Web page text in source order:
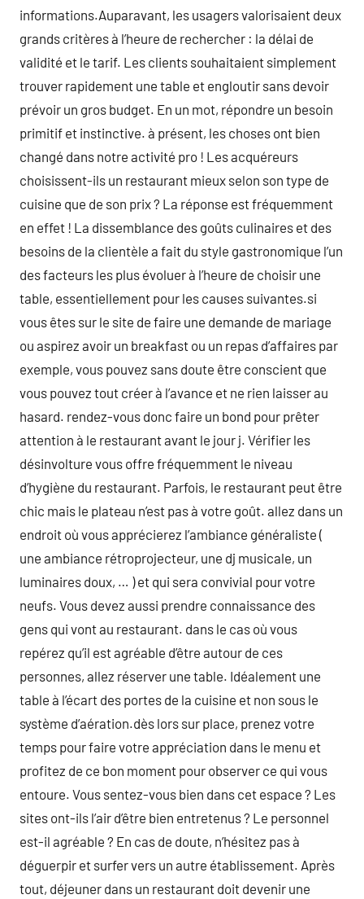
informations.Auparavant, les usagers valorisaient deux
grands critères à l’heure de rechercher : la délai de
validité et le tarif. Les clients souhaitaient simplement
trouver rapidement une table et engloutir sans devoir
prévoir un gros budget. En un mot, répondre un besoin
primitif et instinctive. à présent, les choses ont bien
changé dans notre activité pro ! Les acquéreurs
choisissent-ils un restaurant mieux selon son type de
cuisine que de son prix ? La réponse est fréquemment
en effet ! La dissemblance des goûts culinaires et des
besoins de la clientèle a fait du style gastronomique l’un
des facteurs les plus évoluer à l’heure de choisir une
table, essentiellement pour les causes suivantes.si
vous êtes sur le site de faire une demande de mariage
ou aspirez avoir un breakfast ou un repas d’affaires par
exemple, vous pouvez sans doute être conscient que
vous pouvez tout créer à l’avance et ne rien laisser au
hasard. rendez-vous donc faire un bond pour prêter
attention à le restaurant avant le jour j. Vérifier les
désinvolture vous offre fréquemment le niveau
d’hygiène du restaurant. Parfois, le restaurant peut être
chic mais le plateau n’est pas à votre goût. allez dans un
endroit où vous apprécierez l’ambiance généraliste (
une ambiance rétroprojecteur, une dj musicale, un
luminaires doux, … ) et qui sera convivial pour votre
neufs. Vous devez aussi prendre connaissance des
gens qui vont au restaurant. dans le cas où vous
repérez qu’il est agréable d’être autour de ces
personnes, allez réserver une table. Idéalement une
table à l’écart des portes de la cuisine et non sous le
système d’aération.dès lors sur place, prenez votre
temps pour faire votre appréciation dans le menu et
profitez de ce bon moment pour observer ce qui vous
entoure. Vous sentez-vous bien dans cet espace ? Les
sites ont-ils l’air d’être bien entretenus ? Le personnel
est-il agréable ? En cas de doute, n’hésitez pas à
déguerpir et surfer vers un autre établissement. Après
tout, déjeuner dans un restaurant doit devenir une